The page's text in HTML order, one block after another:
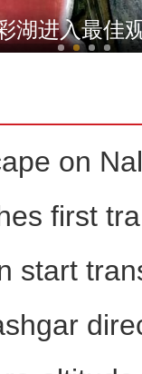
对这部片子
疆】走进和
on
first
start